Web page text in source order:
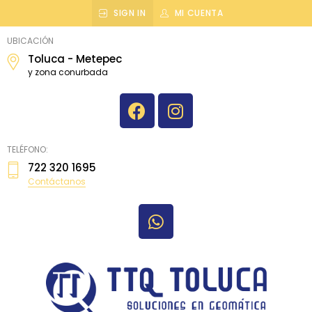
SIGN IN MI CUENTA
topografiatoluca
UBICACIÓN
Toluca - Metepec
y zona conurbada
TELÉFONO:
722 320 1695
Contáctanos